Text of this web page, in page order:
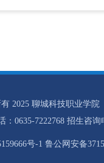
2025 聊城科技职业学院
0635-7222768 招生咨询
号-1 鲁公网安备